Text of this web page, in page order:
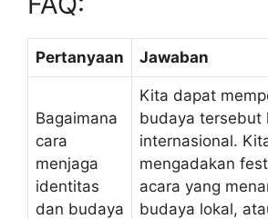
Pertanyaan Jawaban
Bagaimana
cara
menjaga
identitas
dan budaya
Kita dapat
budaya tersebut
internasional.
mengadakan
acara yang
budaya lokal,